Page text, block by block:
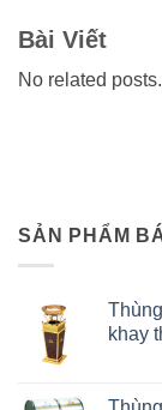
SẢN PHẨM
khay
Bài Viết
No related posts.